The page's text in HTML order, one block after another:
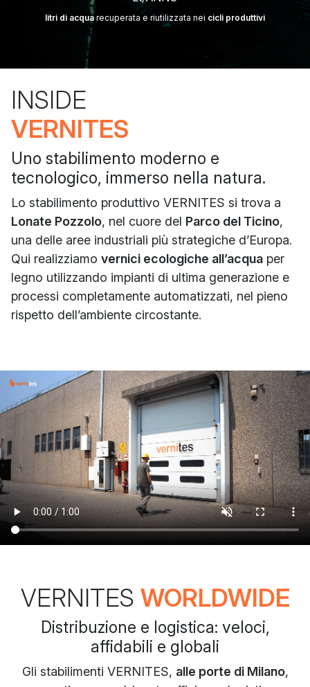
litri di acqua recuperata e riutilizzata nei cicli produttivi
INSIDE
VERNITES
Uno stabilimento moderno e
tecnologico, immerso nella natura.
Lo stabilimento produttivo VERNITES si trova a
Lonate Pozzolo, nel cuore del Parco del Ticino,
una delle aree industriali più strategiche d’Europa.
Qui realizziamo vernici ecologiche all’acqua per
legno utilizzando impianti di ultima generazione e
processi completamente automatizzati, nel pieno
rispetto dell’ambiente circostante.
VERNITES WORLDWIDE
Distribuzione e logistica: veloci,
affidabili e globali
Gli stabilimenti VERNITES, alle porte di Milano,